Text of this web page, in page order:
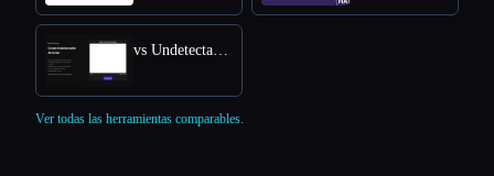
vs Undetectable AI
Ver todas las herramientas comparables.